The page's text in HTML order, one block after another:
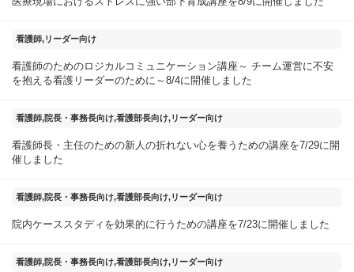
2025年08月05日
看護師,リーダー向け
看護師のためのロジカルコミュニケーション講座～ チーム運営に不安
を抱える看護リーダーのために～8/4に開催しました
2025年07月30日
看護師,院長・事務長向け,看護部長向け,リーダー向け
看護師長・主任のための新人の折れない心を養うための講座を7/29に開
催しました
2025年07月25日
看護師,院長・事務長向け,看護部長向け,リーダー向け
院内ケーススタディを効果的に行うための講座を7/23に開催しました
2025年07月20日
看護師,院長・事務長向け,看護部長向け,リーダー向け